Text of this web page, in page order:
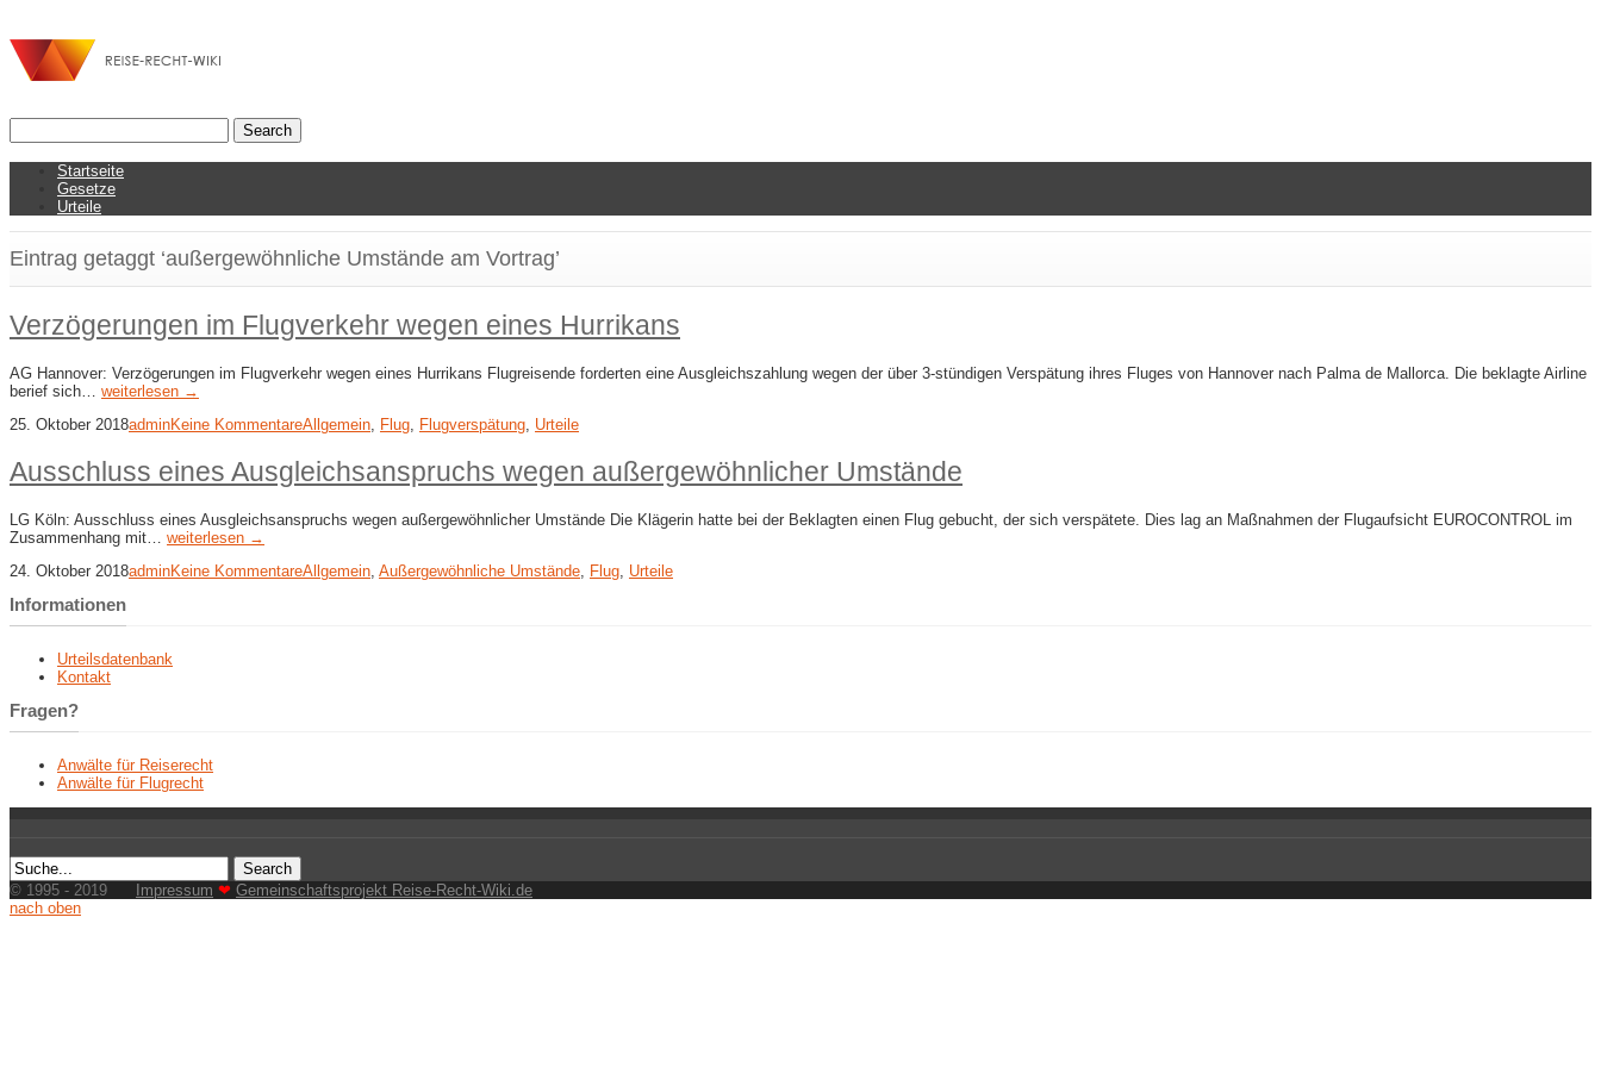
Startseite
Gesetze
Urteile
Eintrag getaggt ‘außergewöhnliche Umstände am Vortrag’
Verzögerungen im Flugverkehr wegen eines Hurrikans
AG Hannover: Verzögerungen im Flugverkehr wegen eines Hurrikans Flugreisende forderten eine Ausgleichszahlung wegen der über 3-stündigen Verspätung ihres Fluges von Hannover nach Palma de Mallorca. Die beklagte Airline
berief sich… weiterlesen →
25. Oktober 2018adminKeine KommentareAllgemein, Flug, Flugverspätung, Urteile
Ausschluss eines Ausgleichsanspruchs wegen außergewöhnlicher Umstände
LG Köln: Ausschluss eines Ausgleichsanspruchs wegen außergewöhnlicher Umstände Die Klägerin hatte bei der Beklagten einen Flug gebucht, der sich verspätete. Dies lag an Maßnahmen der Flugaufsicht EUROCONTROL im
Zusammenhang mit… weiterlesen →
24. Oktober 2018adminKeine KommentareAllgemein, Außergewöhnliche Umstände, Flug, Urteile
Informationen
Urteilsdatenbank
Kontakt
Fragen?
Anwälte für Reiserecht
Anwälte für Flugrecht
© 1995 - 2019 Impressum ❤ Gemeinschaftsprojekt Reise-Recht-Wiki.de
nach oben